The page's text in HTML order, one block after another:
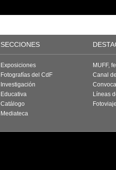
SECCIONES
Exposiciones
Fotografías del CdF
Investigación
Educativa
Catálogo
Mediateca
MUFF,
Canal
Líneas